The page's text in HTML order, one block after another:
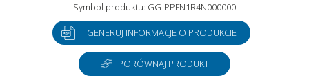
Symbol produktu: GG-PPFN1R4N000000
GENERUJ INFORMACJE O PRODUKCIE
PORÓWNAJ PRODUKT